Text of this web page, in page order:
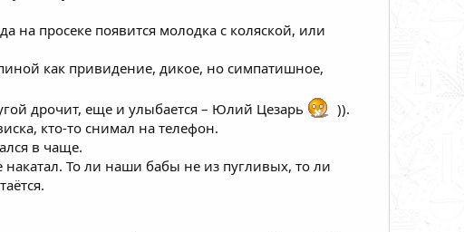
на просеке появится молодка с коляской, или
как привидение, дикое, но симпатишное,
дрочит, еще и улыбается – Юлий Цезарь
)).
кто-то снимал на телефон.
в чаще.
накатал. То ли наши бабы не из пугливых, то ли